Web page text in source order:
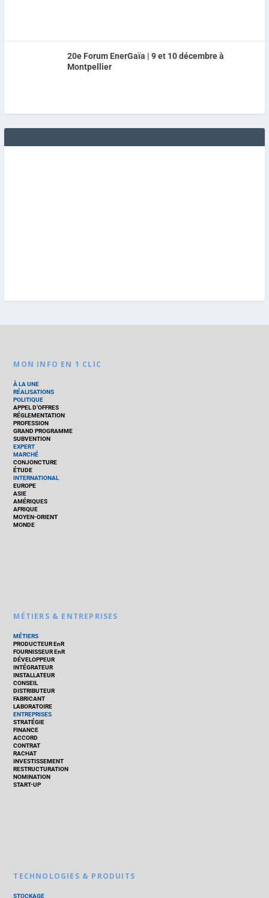
20e Forum EnerGaïa | 9 et 10 décembre à
Montpellier
MON INFO EN 1 CLIC
À LA UNE
RÉALISATIONS
POLITIQUE
APPEL D’OFFRES
RÉGLEMENTATION
PROFESSION
GRAND PROGRAMME
SUBVENTION
EXPERT
MARCHÉ
CONJONCTURE
ÉTUDE
INTERNATIONAL
EUROPE
ASIE
AMÉRIQUES
AFRIQUE
MOYEN-ORIENT
MONDE
MÉTIERS & ENTREPRISES
MÉTIERS
PRODUCTEUR EnR
FOURNISSEUR EnR
DÉVELOPPEUR
INTÉGRATEUR
INSTALLATEUR
CONSEIL
DISTRIBUTEUR
FABRICANT
LABORATOIRE
ENTREPRISES
STRATÉGIE
FINANCE
ACCORD
CONTRAT
RACHAT
INVESTISSEMENT
RESTRUCTURATION
NOMINATION
START-UP
TECHNOLOGIES & PRODUITS
STOCKAGE